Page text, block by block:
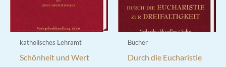
katholisches Lehramt
Schönheit und Wert
Bücher
Durch die Eucharistie